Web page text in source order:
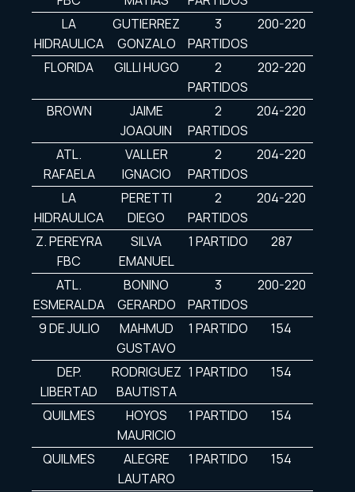
LA
HIDRAULICA
GUTIERREZ
GONZALO
3
PARTIDOS
200-220
FLORIDA GILLI HUGO
2
PARTIDOS
202-220
BROWN
JAIME
JOAQUIN
2
PARTIDOS
204-220
ATL.
RAFAELA
VALLER
IGNACIO
2
PARTIDOS
204-220
LA
HIDRAULICA
PERETTI
DIEGO
2
PARTIDOS
204-220
Z. PEREYRA
FBC
SILVA
EMANUEL
1 PARTIDO 287
ATL.
ESMERALDA
BONINO
GERARDO
3
PARTIDOS
200-220
9 DE JULIO
MAHMUD
GUSTAVO
1 PARTIDO 154
DEP.
LIBERTAD
RODRIGUEZ
BAUTISTA
1 PARTIDO 154
QUILMES
HOYOS
MAURICIO
1 PARTIDO 154
QUILMES
ALEGRE
LAUTARO
1 PARTIDO 154